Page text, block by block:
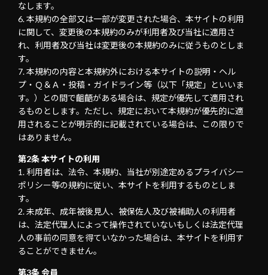
なします。
本規約の全部又は一部が変更された場合、本サイトの利用
に関して、変更後の本規約のみが利用者及び当社に適用さ
れ、利用者及び当社は変更後の本規約のみに従うものとしま
す。
本規約の内容と本規約外における本サイトの説明・ヘル
プ・Ｑ＆Ａ・投稿・ガイドライン等（以下「規定」といいま
す。）との間で齟齬がある場合は、規定が優先して適用され
るものとします。ただし、規定において本規約が優先的に適
用されることが明示的に記載されている場合は、この限りで
はありません。
第2条 本サイトの利用
利用者は、法令、本規約、当社が別途定めるプライバシー
ポリシー等の規約に従い、本サイトを利用するものとしま
す。
未成年、成年被後見人、被保佐人及び被補助人の利用者
は、法定代理人によって操作されていないもしくは法定代理
人の事前の同意を得ていなかった場合は、本サイトを利用す
ることができません。
第3条 会員